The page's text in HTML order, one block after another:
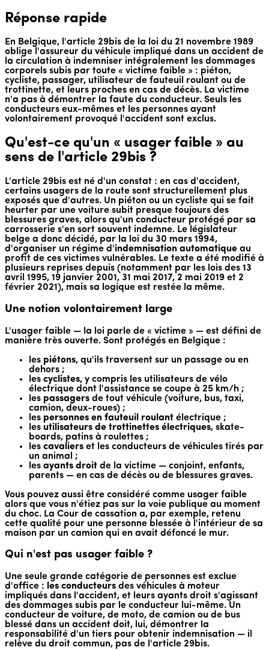
Réponse rapide
En Belgique, l'article 29bis de la loi du 21 novembre 1989
oblige l'assureur du véhicule impliqué dans un accident de
la circulation à indemniser intégralement les dommages
corporels subis par toute « victime faible » : piéton,
cycliste, passager, utilisateur de fauteuil roulant ou de
trottinette, et leurs proches en cas de décès. La victime
n'a pas à démontrer la faute du conducteur. Seuls les
conducteurs eux-mêmes et les personnes ayant
volontairement provoqué l'accident sont exclus.
Qu'est-ce qu'un « usager faible » au
sens de l'article 29bis ?
L'article 29bis est né d'un constat : en cas d'accident,
certains usagers de la route sont structurellement plus
exposés que d'autres. Un piéton ou un cycliste qui se fait
heurter par une voiture subit presque toujours des
blessures graves, alors qu'un conducteur protégé par sa
carrosserie s'en sort souvent indemne. Le législateur
belge a donc décidé, par la loi du 30 mars 1994,
d'organiser un régime d'indemnisation automatique au
profit de ces victimes vulnérables. Le texte a été modifié à
plusieurs reprises depuis (notamment par les lois des 13
avril 1995, 19 janvier 2001, 31 mai 2017, 2 mai 2019 et 2
février 2021), mais sa logique est restée la même.
Une notion volontairement large
L'usager faible — la loi parle de « victime » — est défini de
manière très ouverte. Sont protégés en Belgique :
les piétons, qu'ils traversent sur un passage ou en
dehors ;
les cyclistes, y compris les utilisateurs de vélo
électrique dont l'assistance se coupe à 25 km/h ;
les passagers de tout véhicule (voiture, bus, taxi,
camion, deux-roues) ;
les personnes en fauteuil roulant électrique ;
les utilisateurs de trottinettes électriques, skate-
boards, patins à roulettes ;
les cavaliers et les conducteurs de véhicules tirés par
un animal ;
les ayants droit de la victime — conjoint, enfants,
parents — en cas de décès ou de blessures graves.
Vous pouvez aussi être considéré comme usager faible
alors que vous n'étiez pas sur la voie publique au moment
du choc. La Cour de cassation a, par exemple, retenu
cette qualité pour une personne blessée à l'intérieur de sa
maison par un camion qui en avait défoncé le mur.
Qui n'est pas usager faible ?
Une seule grande catégorie de personnes est exclue
d'office : les conducteurs des véhicules à moteur
impliqués dans l'accident, et leurs ayants droit s'agissant
des dommages subis par le conducteur lui-même. Un
conducteur de voiture, de moto, de camion ou de bus
blessé dans un accident doit, lui, démontrer la
responsabilité d'un tiers pour obtenir indemnisation — il
relève du droit commun, pas de l'article 29bis.